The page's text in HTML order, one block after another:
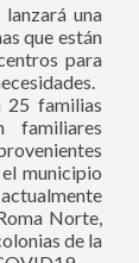
una
que están
para
25 familias
familiares
municipio
Norte,
de la